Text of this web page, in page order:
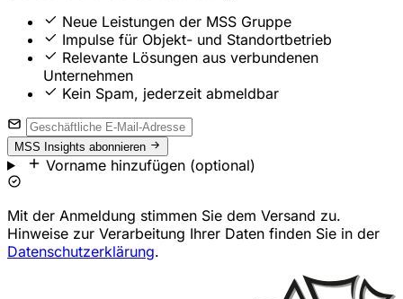
Neue Leistungen der MSS Gruppe
Impulse für Objekt- und Standortbetrieb
Relevante Lösungen aus verbundenen
Unternehmen
Kein Spam, jederzeit abmeldbar
MSS Insights abonnieren
Vorname hinzufügen (optional)
Mit der Anmeldung stimmen Sie dem Versand zu.
Hinweise zur Verarbeitung Ihrer Daten finden Sie in der
Datenschutzerklärung.